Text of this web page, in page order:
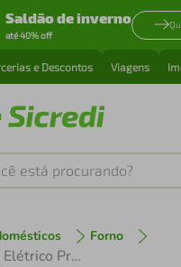
Saldão de inverno
até 40% off
e Descontos Viagens
procurando?
Forno
Forno Turbo Elétrico Progás Fast Oven Plus Preto 127V